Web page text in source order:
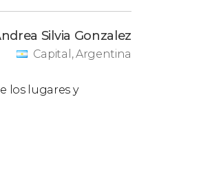
Silvia Gonzalez
Capital, Argentina
los lugares y